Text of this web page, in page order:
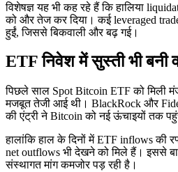
विशेषज्ञ यह भी कह रहे हैं कि हालिया
को और तेज कर दिया। कई leveraged
हुईं, जिससे बिकवाली और बढ़ गई।
ETF निवेश में सुस्ती भी बनी
पिछले साल Spot Bitcoin ETF को मिली
मजबूत तेजी आई थी। BlackRock और
की एंट्री ने Bitcoin को नई ऊंचाइयों तक
हालांकि हाल के दिनों में ETF inflows की
net outflows भी देखने को मिले हैं। इससे
संस्थागत मांग कमजोर पड़ रही है।